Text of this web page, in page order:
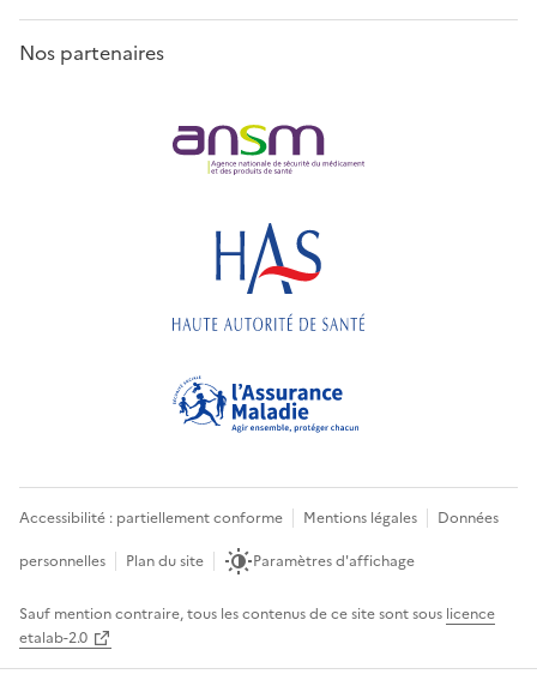
Nos partenaires
Accessibilité : partiellement conforme Mentions légales
Données
personnelles
Plan du site Paramètres d'affichage
Sauf mention contraire, tous les contenus de ce site sont sous licence
etalab-2.0